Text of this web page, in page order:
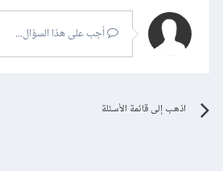
أجب على هذا السؤال...
اذهب إلى قائمة الأسئلة